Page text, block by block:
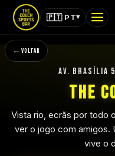
🇵🇹 PT▾
THE COUCH · SPORTS
INÍCIO
MENUS
JOGOS
VOLTAR
AV. BRASÍLIA
The
Vista rio, ecrãs por todo
ver o jogo com amigos.
vive o